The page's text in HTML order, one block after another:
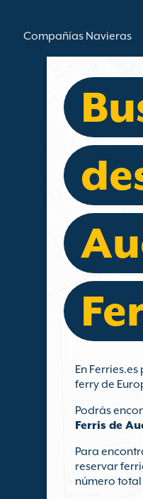
Compañías Navieras
En
ferry de
Podrás
Ferris de
Para
reservar
número total